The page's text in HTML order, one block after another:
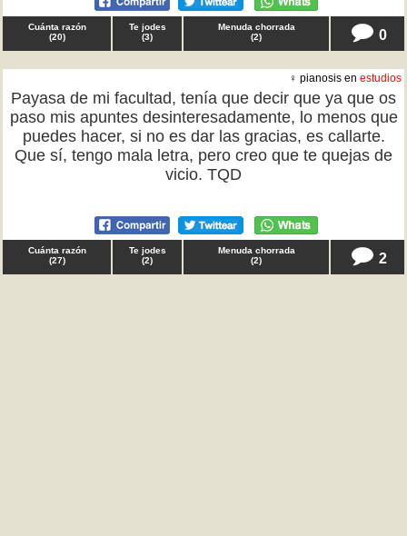
Cuánta razón
(20)
Te jodes
(3)
Menuda chorrada
(2) 0
♀ pianosis en estudios
Payasa de mi facultad, tenía que decir que ya que os
paso mis apuntes desinteresadamente, lo menos que
puedes hacer, si no es dar las gracias, es callarte.
Que sí, tengo mala letra, pero creo que te quejas de
vicio. TQD
Cuánta razón
(27)
Te jodes
(2)
Menuda chorrada
(2) 2